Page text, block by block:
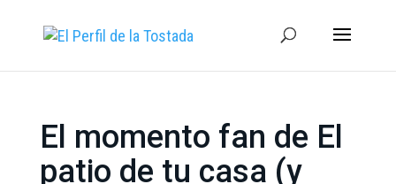
El momento fan de El
patio de tu casa (y